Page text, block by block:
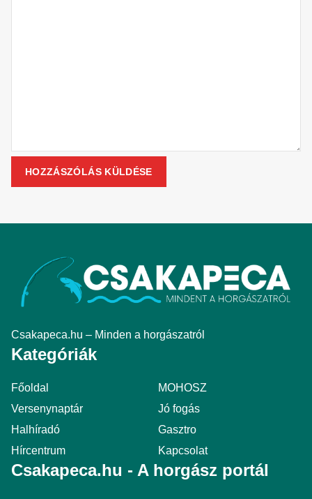
Csakapeca.hu – Minden a horgászatról
Kategóriák
Főoldal
MOHOSZ
Versenynaptár
Jó fogás
Halhíradó
Gasztro
Hírcentrum
Kapcsolat
Csakapeca.hu - A horgász portál